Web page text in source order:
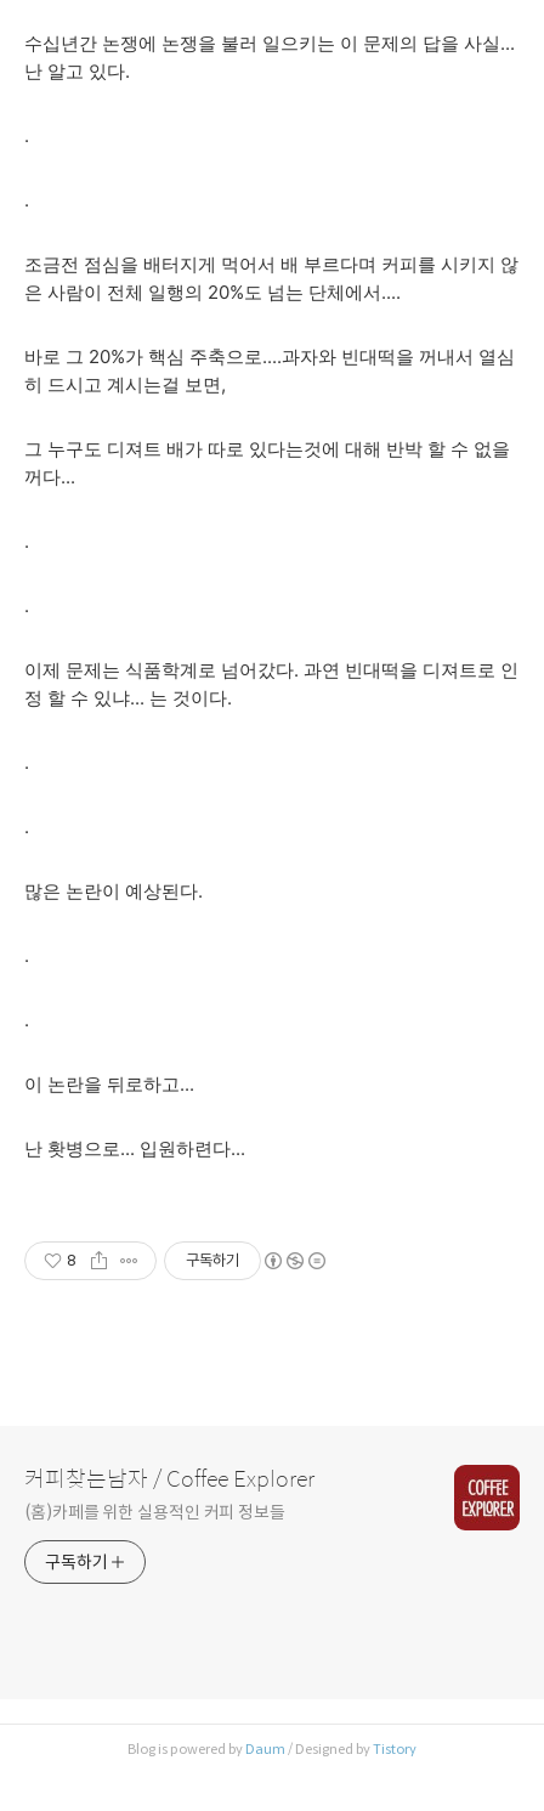
수십년간 논쟁에 논쟁을 불러 일으키는 이 문제의 답을 사실...
난 알고 있다.
.
.
조금전 점심을 배터지게 먹어서 배 부르다며 커피를 시키지 않
은 사람이 전체 일행의 20%도 넘는 단체에서....
바로 그 20%가 핵심 주축으로....과자와 빈대떡을 꺼내서 열심
히 드시고 계시는걸 보면,
그 누구도 디져트 배가 따로 있다는것에 대해 반박 할 수 없을
꺼다...
.
.
이제 문제는 식품학계로 넘어갔다. 과연 빈대떡을 디져트로 인
정 할 수 있냐... 는 것이다.
.
.
많은 논란이 예상된다.
.
.
이 논란을 뒤로하고...
난 홧병으로... 입원하련다...
8 구독하기
커피찾는남자 / Coffee Explorer
(홈)카페를 위한 실용적인 커피 정보들
구독하기
Blog is powered by Daum / Designed byTistory